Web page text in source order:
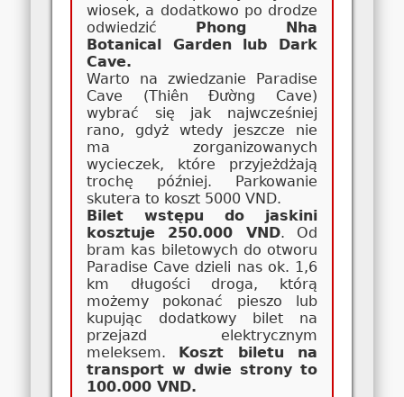
wiosek, a dodatkowo po drodze
odwiedzić
Phong Nha
Botanical Garden lub Dark
Cave.
Warto na zwiedzanie Paradise
Cave (Thiên Đường Cave)
wybrać się jak najwcześniej
rano, gdyż wtedy jeszcze nie
ma zorganizowanych
wycieczek, które przyjeżdżają
trochę później. Parkowanie
skutera to koszt 5000 VND.
Bilet wstępu do jaskini
kosztuje 250.000 VND. Od
bram kas biletowych do otworu
Paradise Cave dzieli nas ok. 1,6
km długości droga, którą
możemy pokonać pieszo lub
kupując dodatkowy bilet na
przejazd elektrycznym
meleksem.
Koszt biletu na
transport w dwie strony to
100.000 VND.